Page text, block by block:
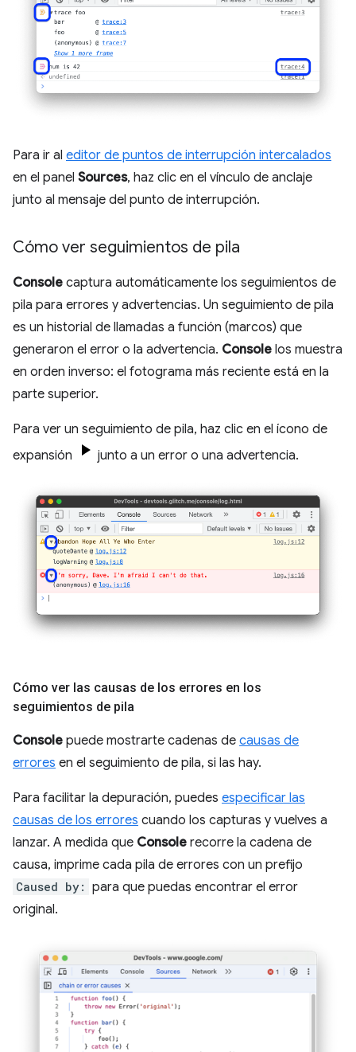
Para ir al editor de puntos de interrupción intercalados
en el panel Sources, haz clic en el vínculo de anclaje
junto al mensaje del punto de interrupción.
Cómo ver seguimientos de pila
Console captura automáticamente los seguimientos de
pila para errores y advertencias. Un seguimiento de pila
es un historial de llamadas a función (marcos) que
generaron el error o la advertencia. Console los muestra
en orden inverso: el fotograma más reciente está en la
parte superior.
Para ver un seguimiento de pila, haz clic en el ícono de
expansión
junto a un error o una advertencia.
Cómo ver las causas de los errores en los
seguimientos de pila
Console puede mostrarte cadenas de causas de
errores en el seguimiento de pila, si las hay.
Para facilitar la depuración, puedes especificar las
causas de los errores cuando los capturas y vuelves a
lanzar. A medida que Console recorre la cadena de
causa, imprime cada pila de errores con un prefijo
Caused by: para que puedas encontrar el error
original.